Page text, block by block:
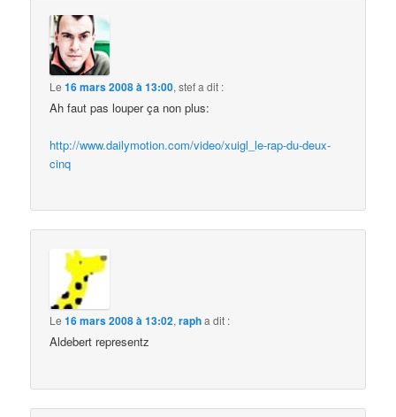
Le16 mars 2008 à 13:00,stefa dit :
Ah faut pas louper ça non plus:
http://www.dailymotion.com/video/xuigl_le-rap-du-deux-
cinq
Le16 mars 2008 à 13:02,rapha dit :
Aldebert representz